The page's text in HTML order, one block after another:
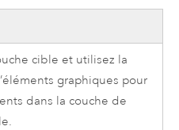
cible et utilisez la
graphiques pour
dans la couche de